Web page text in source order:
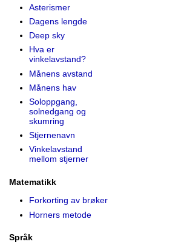
Asterismer
Dagens lengde
Deep sky
Hva er
vinkelavstand?
Månens avstand
Månens hav
Soloppgang,
solnedgang og
skumring
Stjernenavn
Vinkelavstand
mellom stjerner
Matematikk
Forkorting av brøker
Horners metode
Språk